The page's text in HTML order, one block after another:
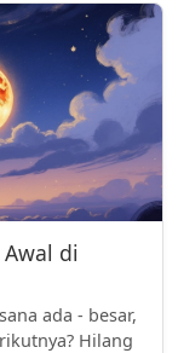
di
ada - besar,
Hilang